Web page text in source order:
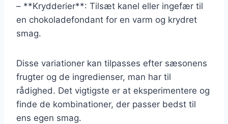
– **Krydderier**: Tilsæt kanel eller ingefær til
en chokoladefondant for en varm og krydret
smag.
Disse variationer kan tilpasses efter sæsonens
frugter og de ingredienser, man har til
rådighed. Det vigtigste er at eksperimentere og
finde de kombinationer, der passer bedst til
ens egen smag.